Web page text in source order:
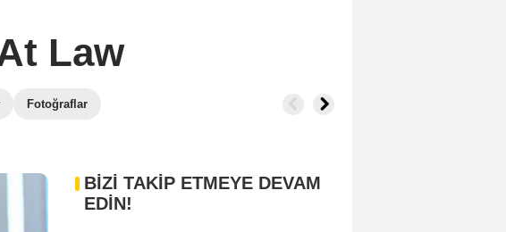
Law
Fotoğraflar
BİZİ TAKİP ETMEYE DEVAM
EDİN!